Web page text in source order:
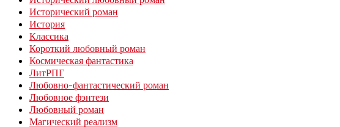
Исторический роман
История
Классика
Короткий любовный роман
Космическая фантастика
ЛитРПГ
Любовно-фантастический роман
Любовное фэнтези
Любовный роман
Магический реализм